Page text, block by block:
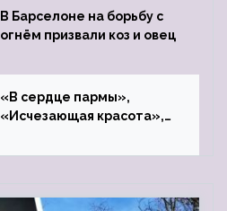
В Барселоне на борьбу с
огнём призвали коз и овец
«В сердце пармы»,
«Исчезающая красота»,